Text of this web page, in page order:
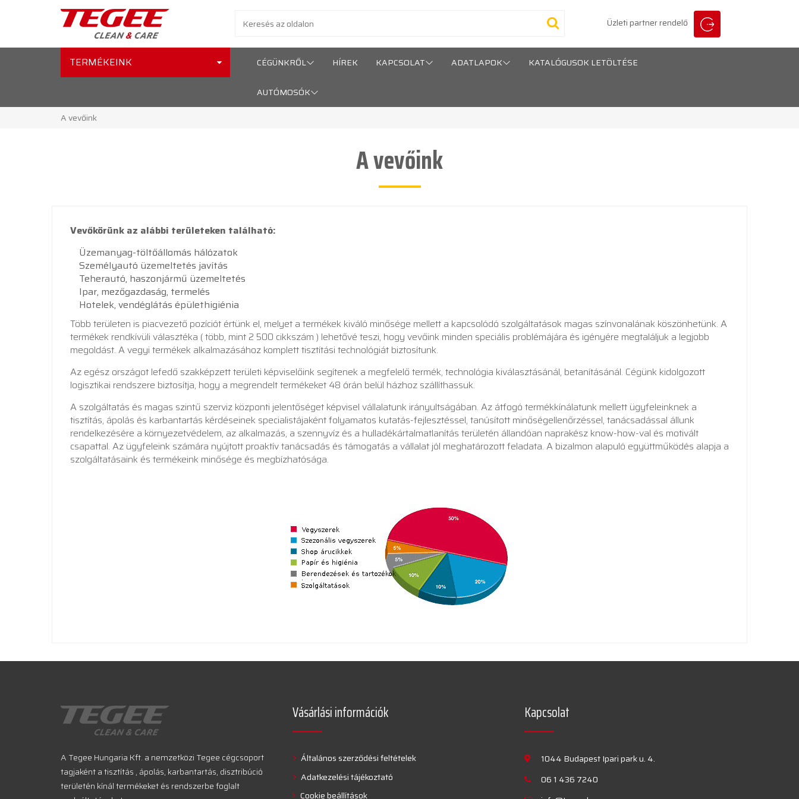
Üzleti partner rendelő
TERMÉKEINK CÉGÜNKRŐL HÍREK KAPCSOLAT ADATLAPOK KATALÓGUSOK LETÖLTÉSE
AUTÓMOSÓK
A vevőink
A vevőink
Vevőkörünk az alábbi területeken található:
Üzemanyag-töltőállomás hálózatok
Személyautó üzemeltetés javítás
Teherautó, haszonjármű üzemeltetés
Ipar, mezőgazdaság, termelés
Hotelek, vendéglátás épülethigiénia
Több területen is piacvezető pozíciót értünk el, melyet a termékek kiváló minősége mellett a kapcsolódó szolgáltatások magas színvonalának köszönhetünk. A
termékek rendkívüli választéka ( több, mint 2 500 cikkszám ) lehetővé teszi, hogy vevőink minden speciális problémájára és igényére megtaláljuk a legjobb
megoldást. A vegyi termékek alkalmazásához komplett tisztítási technológiát biztosítunk.
Az egész országot lefedő szakképzett területi képviselőink segítenek a megfelelő termék, technológia kiválasztásánál, betanításánál. Cégünk kidolgozott
logisztikai rendszere biztosítja, hogy a megrendelt termékeket 48 órán belül házhoz szállíthassuk.
A szolgáltatás és magas szintű szerviz központi jelentőséget képvisel vállalatunk irányultságában. Az átfogó termékkínálatunk mellett ügyfeleinknek a
tisztítás, ápolás és karbantartás kérdéseinek specialistájaként folyamatos kutatás-fejlesztéssel, tanúsított minőségellenőrzéssel, tanácsadással állunk
rendelkezésére a környezetvédelem, az alkalmazás, a szennyvíz és a hulladékártalmatlanítás területén állandóan naprakész know-how-val és motivált
csapattal. Az ügyfeleink számára nyújtott proaktív tanácsadás és támogatás a vállalat jól meghatározott feladata. A bizalmon alapuló együttműködés alapja a
szolgáltatásaink és termékeink minősége és megbízhatósága.
A Tegee Hungaria Kft. a nemzetközi Tegee cégcsoport
tagjaként a tisztítás , ápolás, karbantartás, disztribúció
területén kínál termékeket és rendszerbe foglalt
Vásárlási információk
Általános szerződési feltételek
Adatkezelési tájékoztató
Cookie beállítások
Kapcsolat
1044 Budapest Ipari park u. 4.
06 1 436 7240